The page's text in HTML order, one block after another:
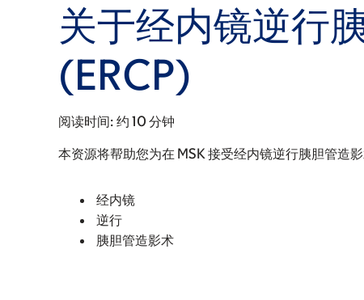
关于经内镜逆行
(ERCP)
阅读时间: 约 10 分钟
本资源将帮助您为在 MSK 接受经内镜逆行胰胆管造
经内镜
逆行
胰胆管造影术